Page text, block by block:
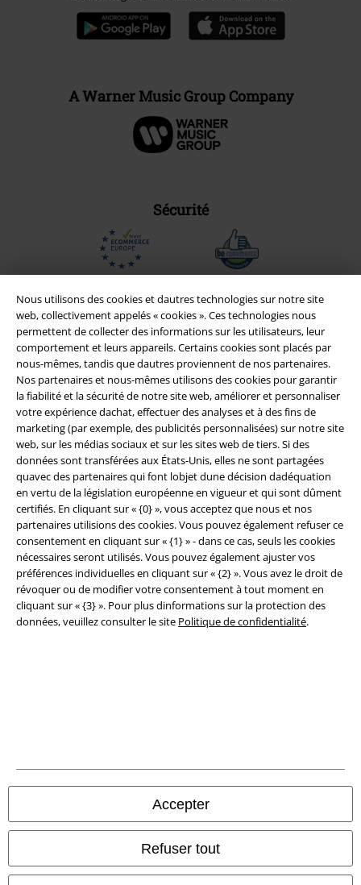
Nous utilisons des cookies et dautres technologies sur notre site
web, collectivement appelés « cookies ». Ces technologies nous
permettent de collecter des informations sur les utilisateurs, leur
comportement et leurs appareils. Certains cookies sont placés par
nous-mêmes, tandis que dautres proviennent de nos partenaires.
Nos partenaires et nous-mêmes utilisons des cookies pour garantir
la fiabilité et la sécurité de notre site web, améliorer et personnaliser
votre expérience dachat, effectuer des analyses et à des fins de
marketing (par exemple, des publicités personnalisées) sur notre site
web, sur les médias sociaux et sur les sites web de tiers. Si des
données sont transférées aux États-Unis, elles ne sont partagées
quavec des partenaires qui font lobjet dune décision dadéquation
en vertu de la législation européenne en vigueur et qui sont dûment
certifiés. En cliquant sur « {0} », vous acceptez que nous et nos
partenaires utilisions des cookies. Vous pouvez également refuser ce
consentement en cliquant sur « {1} » - dans ce cas, seuls les cookies
nécessaires seront utilisés. Vous pouvez également ajuster vos
préférences individuelles en cliquant sur « {2} ». Vous avez le droit de
révoquer ou de modifier votre consentement à tout moment en
cliquant sur « {3} ». Pour plus dinformations sur la protection des
données, veuillez consulter le site Politique de confidentialité.
Accepter
Refuser tout
A Warner Music Group Company
Sécurité
Légal
Conditions générales
Éditeur
Clauses de confidentialité
Élimination des déchets et protection de l'environnement
Déclaration de Conformité
© 1986-2026 Large Popmerchandising BV